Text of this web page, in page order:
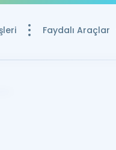
Faydalı Araçlar